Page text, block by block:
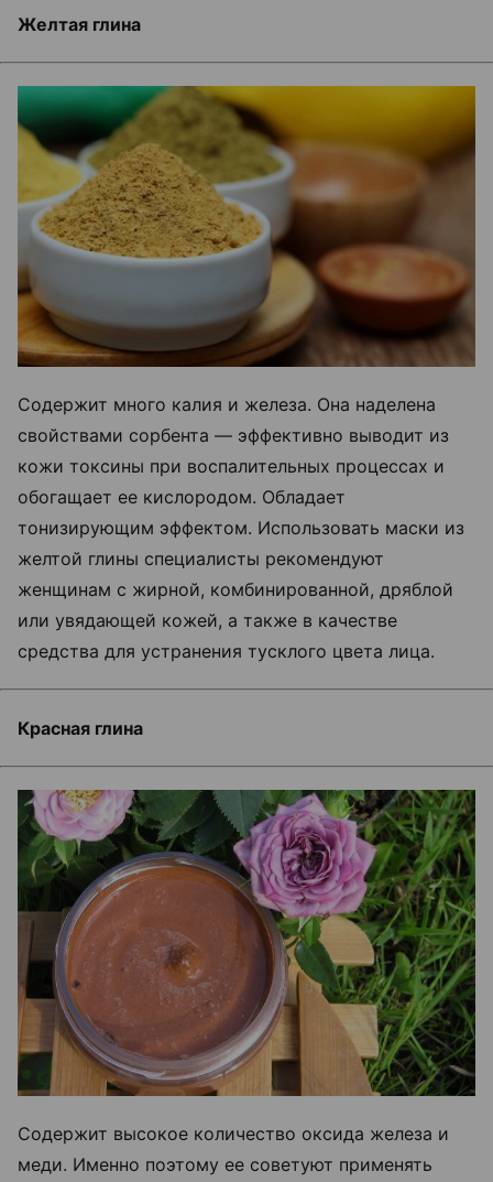
Желтая глина
Содержит много калия и железа. Она наделена
свойствами сорбента — эффективно выводит из
кожи токсины при воспалительных процессах и
обогащает ее кислородом. Обладает
тонизирующим эффектом. Использовать маски из
желтой глины специалисты рекомендуют
женщинам с жирной, комбинированной, дряблой
или увядающей кожей, а также в качестве
средства для устранения тусклого цвета лица.
Красная глина
Содержит высокое количество оксида железа и
меди. Именно поэтому ее советуют применять